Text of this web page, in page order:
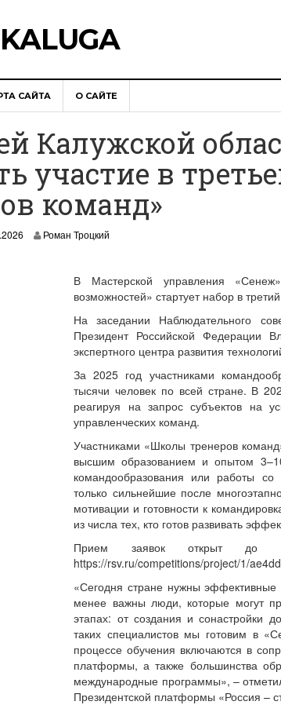
САЙТА О САЙТЕ
Калужской
участие в
команд»
Роман Троцкий
В Мастерской управления
возможностей» стартует набор в
На заседании Наблюдательного
Президент Российской Федерации
экспертного центра развития
За 2025 год участниками
тысячи человек по всей стране. В
реагируя на запрос субъектов на
управленческих команд.
Участниками «Школы тренеров
высшим образованием и опытом
командообразования или работы
только сильнейшие после
мотивации и готовности к
из числа тех, кто готов развивать
Прием заявок открыт до
https://rsv.ru/competitions/project/1/
«Сегодня стране нужны
менее важны люди, которые могут
этапах: от создания и сонастройки
таких специалистов мы готовим в
процессе обучения включаются в
платформы, а также большинства
международные программы», –
Президентской платформы «Россия –